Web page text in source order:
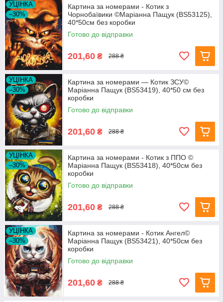
УЦІНКА
–30%
Картина за номерами - Котик з
Чорнобаївики ©Маріанна Пащук (BS53125),
40*50см без коробки
Готово до відправки
201,60 ₴ 288 ₴
УЦІНКА
–30%
Картина за номерами — Котик ЗСУ©
Маріанна Пащук (BS53419), 40*50 см без
коробки
Готово до відправки
201,60 ₴ 288 ₴
УЦІНКА
–30%
Картина за номерами - Котик з ППО ©
Маріанна Пащук (BS53418), 40*50см без
коробки
Готово до відправки
201,60 ₴ 288 ₴
УЦІНКА
–30%
Картина за номерами - Котик Ангел©
Маріанна Пащук (BS53421), 40*50см без
коробки
Готово до відправки
201,60 ₴ 288 ₴